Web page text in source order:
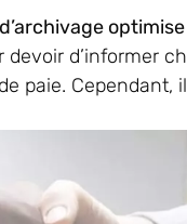
devoir d’informer
paie. Cependant,